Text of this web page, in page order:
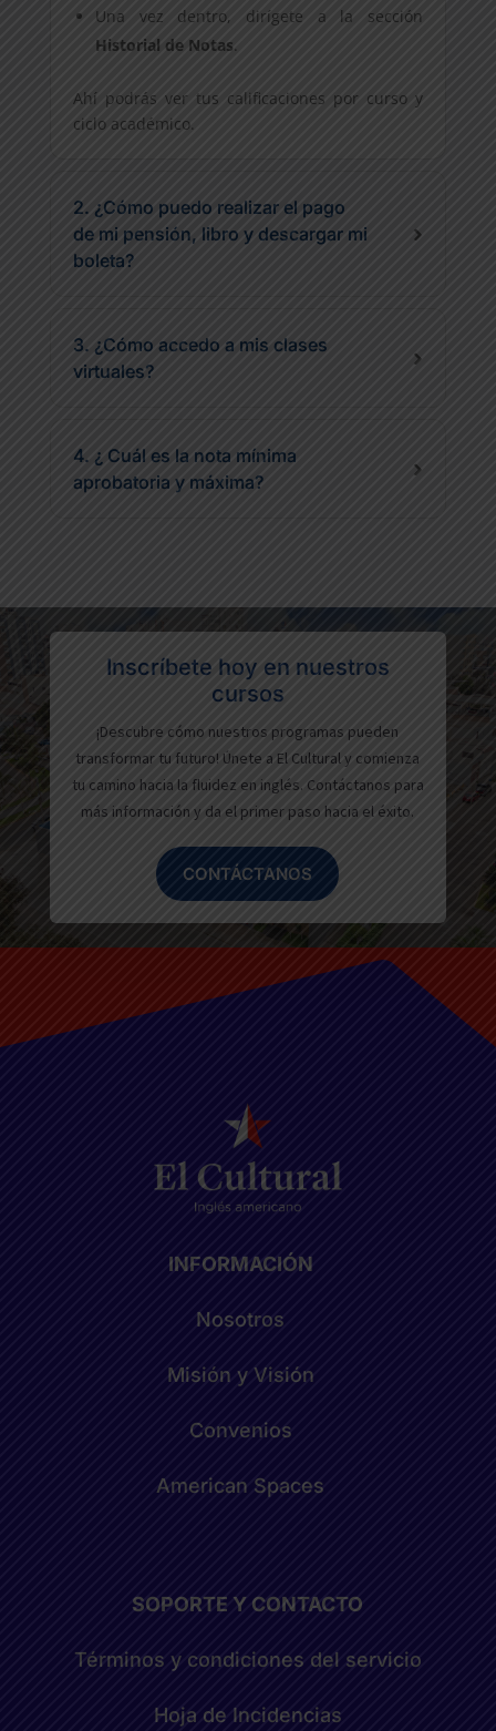
Una vez dentro, dirígete a la sección
Historial de Notas.
Ahí podrás ver tus calificaciones por curso y
ciclo académico.
2. ¿Cómo puedo realizar el pago
de mi pensión, libro y descargar mi
boleta?
3. ¿Cómo accedo a mis clases
virtuales?
4. ¿ Cuál es la nota mínima
aprobatoria y máxima?
Inscríbete hoy en nuestros
cursos
¡Descubre cómo nuestros programas pueden
transformar tu futuro! Únete a El Cultural y comienza
tu camino hacia la fluidez en inglés. Contáctanos para
más información y da el primer paso hacia el éxito.
CONTÁCTANOS
INFORMACIÓN
Nosotros
Misión y Visión
Convenios
American Spaces
SOPORTE Y CONTACTO
Términos y condiciones del servicio
Hoja de Incidencias